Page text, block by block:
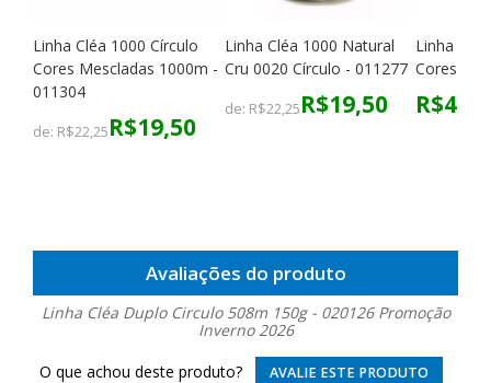
Linha Cléa 1000 Círculo
Cores Mescladas 1000m -
011304
de: R$22,25R$19,50
Linha Cléa 1000 Natural
Cru 0020 Círculo - 011277
de: R$22,25R$19,50
Linha
Cores
R$4,80
Avaliações do produto
Linha Cléa Duplo Circulo 508m 150g - 020126 Promoção
Inverno 2026
O que achou deste produto?
AVALIE ESTE PRODUTO